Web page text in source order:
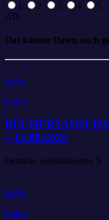
1
2 3 4
5
AD
Das könnte Ihnen auch
today
Lokal
– 13.08.2026
location_onBlaubeuren 5
today
Lokal